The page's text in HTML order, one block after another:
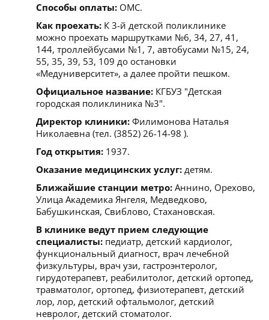
Способы оплаты: ОМС.
Как проехать: К 3-й детской поликлинике
можно проехать маршрутками №6, 34, 27, 41,
144, троллейбусами №1, 7, автобусами №15, 24,
55, 35, 39, 53, 109 до остановки
«Медуниверситет», а далее пройти пешком.
Официальное название: КГБУЗ "Детская
городская поликлиника №3".
Директор клиники: Филимонова Наталья
Николаевна (тел. (3852) 26-14-98 ).
Год открытия: 1937.
Оказание медицинских услуг: детям.
Ближайшие станции метро: Аннино, Орехово,
Улица Академика Янгеля, Медведково,
Бабушкинская, Свиблово, Стахановская.
В клинике ведут прием следующие
специалисты: педиатр, детский кардиолог,
функциональный диагност, врач лечебной
физкультуры, врач узи, гастроэнтеролог,
гирудотерапевт, реабилитолог, детский ортопед,
травматолог, ортопед, физиотерапевт, детский
лор, лор, детский офтальмолог, детский
невролог, детский стоматолог.